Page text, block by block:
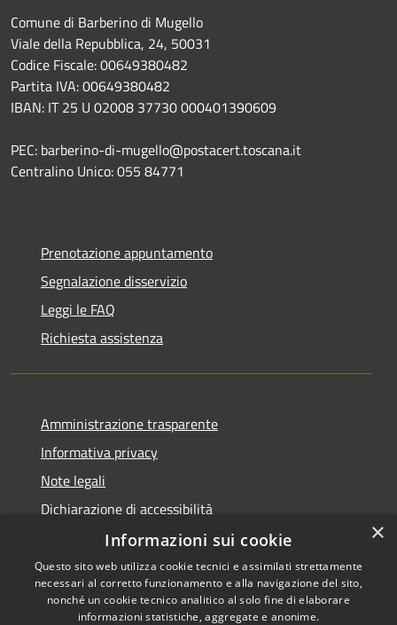
Comune di Barberino di Mugello
Viale della Repubblica, 24, 50031
Codice Fiscale: 00649380482
Partita IVA: 00649380482
IBAN: IT 25 U 02008 37730 000401390609
PEC: barberino-di-mugello@postacert.toscana.it
Centralino Unico: 055 84771
Prenotazione appuntamento
Segnalazione disservizio
Leggi le FAQ
Richiesta assistenza
Amministrazione trasparente
Informativa privacy
Note legali
Dichiarazione di accessibilità
Accessibilità
Copyright © 2026 • Comune di
Barberino di Mugello •
×
Informazioni sui cookie
Questo sito web utilizza cookie tecnici e assimilati strettamente
necessari al corretto funzionamento e alla navigazione del sito,
nonché un cookie tecnico analitico al solo fine di elaborare
informazioni statistiche, aggregate e anonime.